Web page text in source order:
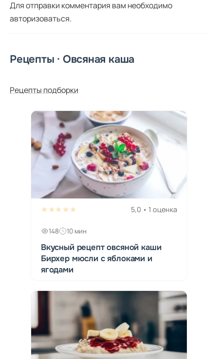
Для отправки комментария вам необходимо
авторизоваться.
Рецепты · Овсяная каша
Рецепты подборки
★★★★★ 5,0 • 1 оценка
148 10 мин
Вкусный рецепт овсяной каши
Бирхер мюсли с яблоками и
ягодами